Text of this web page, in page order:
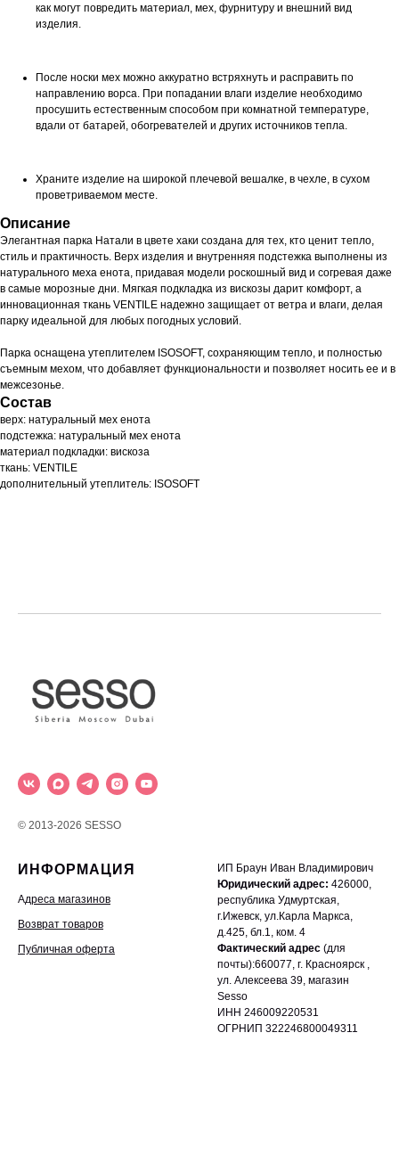
как могут повредить материал, мех, фурнитуру и внешний вид
изделия.
После носки мех можно аккуратно встряхнуть и расправить по
направлению ворса. При попадании влаги изделие необходимо
просушить естественным способом при комнатной температуре,
вдали от батарей, обогревателей и других источников тепла.
Храните изделие на широкой плечевой вешалке, в чехле, в сухом
проветриваемом месте.
Описание
Элегантная парка Натали в цвете хаки создана для тех, кто ценит тепло,
стиль и практичность. Верх изделия и внутренняя подстежка выполнены из
натурального меха енота, придавая модели роскошный вид и согревая даже
в самые морозные дни. Мягкая подкладка из вискозы дарит комфорт, а
инновационная ткань VENTILE надежно защищает от ветра и влаги, делая
парку идеальной для любых погодных условий.
Парка оснащена утеплителем ISOSOFT, сохраняющим тепло, и полностью
съемным мехом, что добавляет функциональности и позволяет носить ее и в
межсезонье.
Состав
верх: натуральный мех енота
подстежка: натуральный мех енота
материал подкладки: вискоза
ткань: VENTILE
дополнительный утеплитель: ISOSOFT
© 2013-2026 SESSO
ИНФОРМАЦИЯ
Адреса магазинов
Возврат товаров
Публичная оферта
ИП Браун Иван Владимирович
Юридический адрес: 426000,
республика Удмуртская,
г.Ижевск, ул.Карла Маркса,
д.425, бл.1, ком. 4
Фактический адрес (для
почты):660077, г. Красноярск ,
ул. Алексеева 39, магазин
Sesso
ИНН 246009220531
ОГРНИП 322246800049311